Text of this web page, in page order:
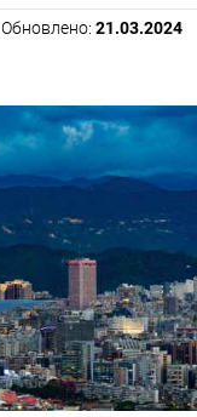
Обновлено: 21.03.2024